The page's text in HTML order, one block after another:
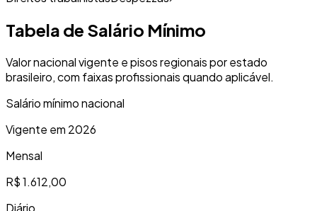
Tabela de Salário Mínimo
Valor nacional vigente e pisos regionais por estado
brasileiro, com faixas profissionais quando aplicável.
Salário mínimo nacional
Vigente em 2026
Mensal
R$ 1.612,00
Diário